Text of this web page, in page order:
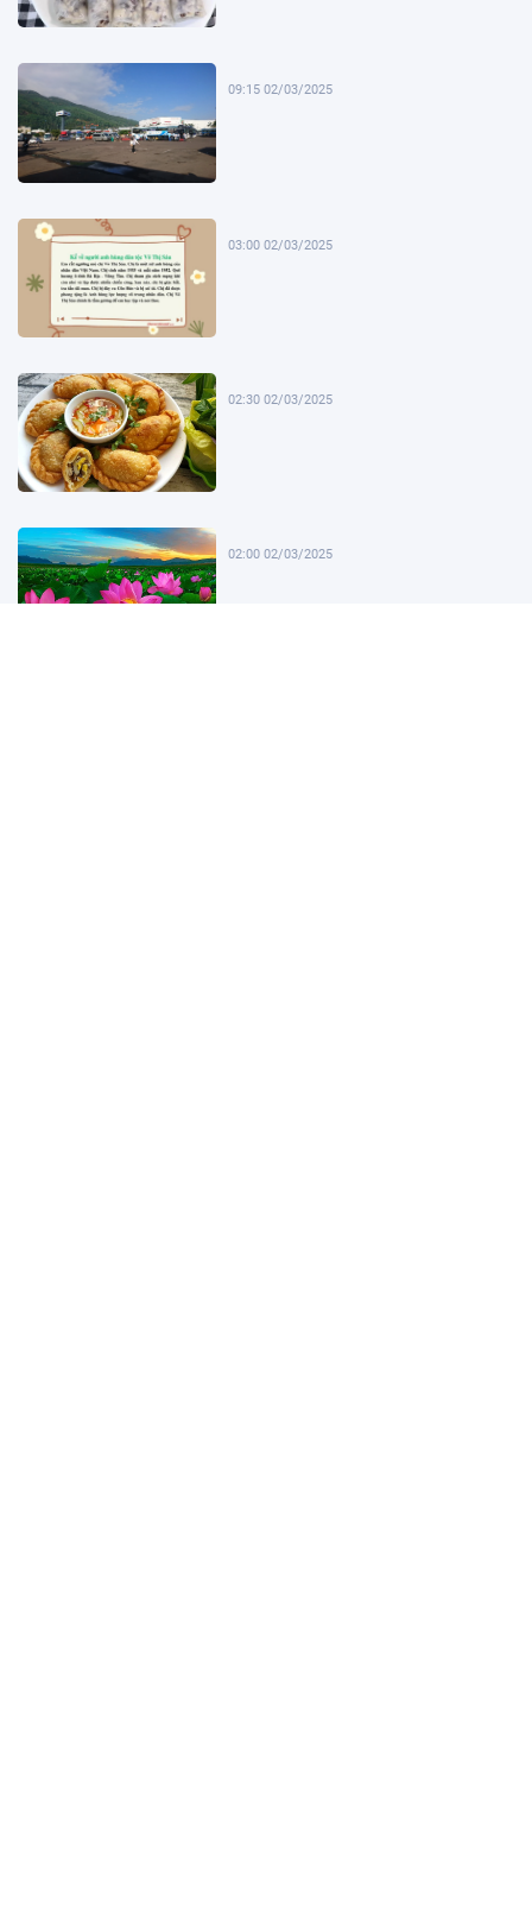
09:15 02/03/2025
03:00 02/03/2025
02:30 02/03/2025
02:00 02/03/2025